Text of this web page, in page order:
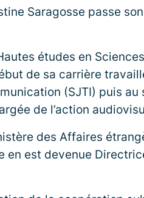
Saragosse passe
études en
de sa carrière
(SJTI) puis
de l’action
des Affaires
en est devenue